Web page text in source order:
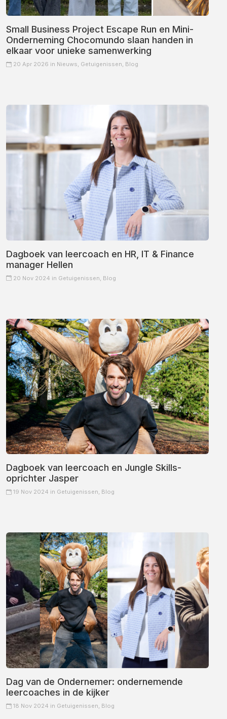
Small Business Project Escape Run en Mini-
Onderneming Chocomundo slaan handen in
elkaar voor unieke samenwerking
20 Apr 2026 in Nieuws, Getuigenissen, Blog
Dagboek van leercoach en HR, IT & Finance
manager Hellen
20 Nov 2024 in Getuigenissen, Blog
Dagboek van leercoach en Jungle Skills-
oprichter Jasper
19 Nov 2024 in Getuigenissen, Blog
Dag van de Ondernemer: ondernemende
leercoaches in de kijker
18 Nov 2024 in Getuigenissen, Blog